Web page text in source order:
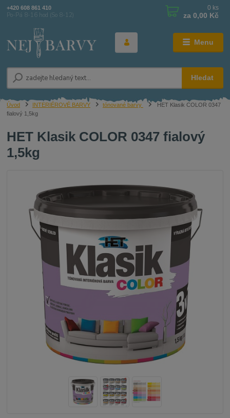
Menu
Hledat
+420 608 861 410
Po-Pá 8-16 hod (So 8-12)
0 ks
za 0,00 Kč
Úvod INTERIÉROVÉ BARVY tónované barvy
HET Klasik COLOR 0347
fialový 1,5kg
HET Klasik COLOR 0347 fialový
1,5kg